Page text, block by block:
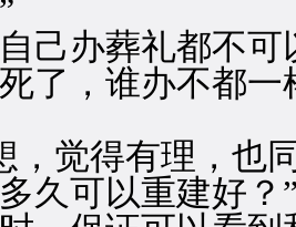
办葬礼都不可
，谁办不都一
觉得有理，也
可以重建好？